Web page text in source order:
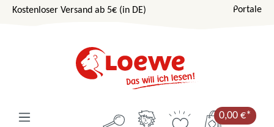
Zum Hauptinhalt springen
Kostenloser Versand ab 5€ (in DE) Portale
0,00 €*